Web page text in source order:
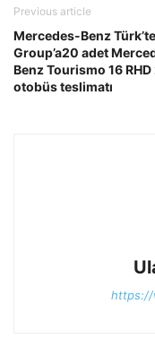
Previous article
Mercedes-Benz
Group’a20 adet
Benz Tourismo 16 RHD
otobüs teslimatı
https://